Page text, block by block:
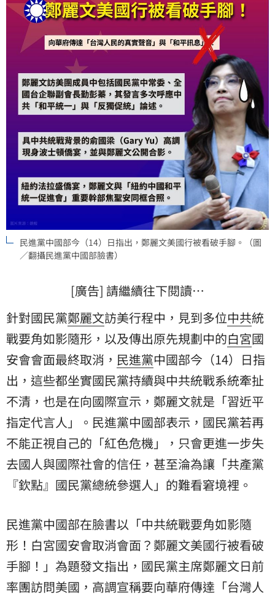
民進黨中國部今（14）日指出，鄭麗文美國行被看破手腳。（圖
／翻攝民進黨中國部臉書）
[廣告] 請繼續往下閱讀…
針對國民黨鄭麗文訪美行程中，見到多位中共統
戰要角如影隨形，以及傳出原先規劃中的白宮國
安會會面最終取消， 民進黨中國部今（14）日指
出，這些都坐實國民黨持續與中共統戰系統牽扯
不清，也是在向國際宣示，鄭麗文就是「習近平
指定代言人」。民進黨中國部表示，國民黨若再
不能正視自己的「紅色危機」，只會更進一步失
去國人與國際社會的信任，甚至淪為讓「共產黨
『欽點』國民黨總統參選人」的難看窘境裡。
民進黨中國部在臉書以「中共統戰要角如影隨
形！白宮國安會取消會面？鄭麗文美國行被看破
手腳！」為題發文指出，國民黨主席鄭麗文日前
率團訪問美國，高調宣稱要向華府傳達「台灣人